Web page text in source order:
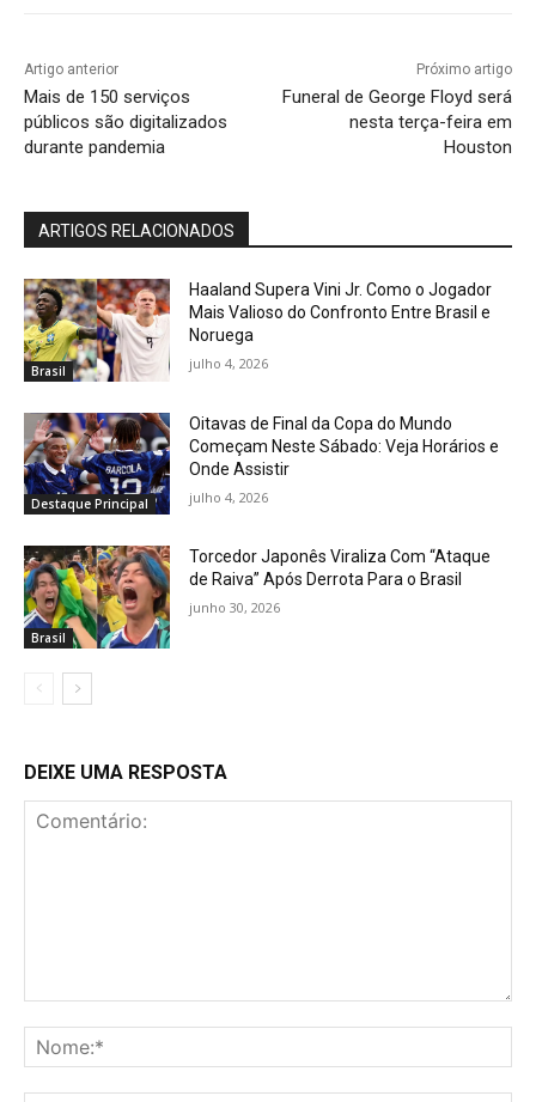
Artigo anterior
Mais de 150 serviços
públicos são digitalizados
durante pandemia
Próximo artigo
Funeral de George Floyd será
nesta terça-feira em
Houston
ARTIGOS RELACIONADOS
Brasil
Haaland Supera Vini Jr. Como o Jogador
Mais Valioso do Confronto Entre Brasil e
Noruega
julho 4, 2026
Destaque Principal
Oitavas de Final da Copa do Mundo
Começam Neste Sábado: Veja Horários e
Onde Assistir
julho 4, 2026
Brasil
Torcedor Japonês Viraliza Com “Ataque
de Raiva” Após Derrota Para o Brasil
junho 30, 2026
DEIXE UMA RESPOSTA